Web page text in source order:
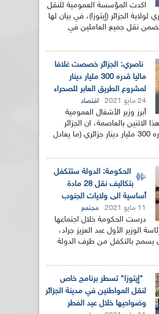
اكدت المؤسسة العمومية للنقل
الجزائر (إيتوزا)، في بيان لها
نقل جميع العاملين في
ناصري: الجزائر خصصت غلافا
ماليا قدره 300 مليار دينار
لمشروع الطريق العابر للصحراء
24 مايو 2021 اقتصاد
أبرز وزير الأشغال العمومية
الاثنين بالعاصمة، ان الجزائر
خصصت غلافا ماليا قدره 300 مليار دينار جزائري (ما يعادل
الحكومة: الدولة ستتكفل
بتكاليف نقل 28 مادة
أساسية الى ولايات الجنوب
11 مايو 2021 مجتمع
درست الحكومة خلال اجتماعها
الوزير الأول عبد العزيز جراد،
بالتكفل من طرف الدولة
"إيتوزا" تسطر برنامج خاص
لنقل المواطنين في مدينة الجزائر
وضواحيها خلال عيد الفطر